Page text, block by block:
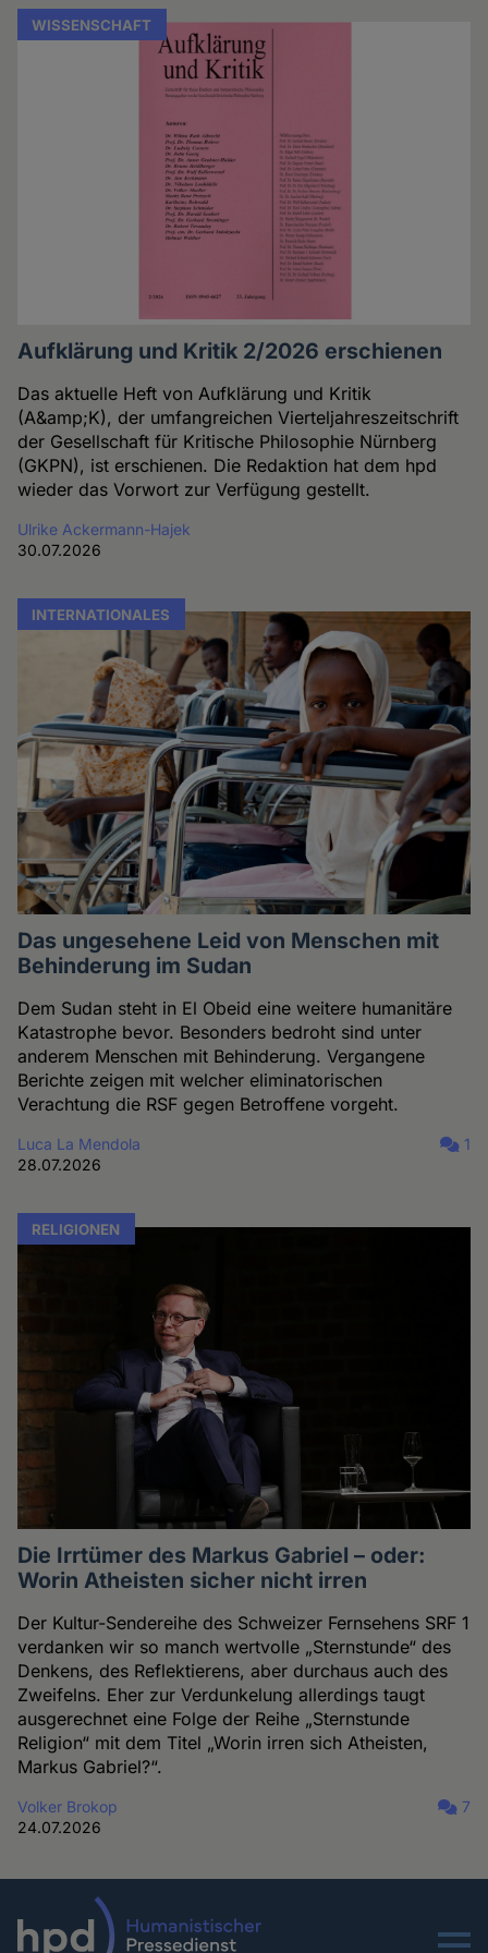
WISSENSCHAFT
Aufklärung und Kritik 2/2026 erschienen
Das aktuelle Heft von Aufklärung und Kritik
(A&amp;K), der umfangreichen Vierteljahreszeitschrift
der Gesellschaft für Kritische Philosophie Nürnberg
(GKPN), ist erschienen. Die Redaktion hat dem hpd
wieder das Vorwort zur Verfügung gestellt.
Ulrike Ackermann-Hajek
30.07.2026
INTERNATIONALES
Das ungesehene Leid von Menschen mit
Behinderung im Sudan
Dem Sudan steht in El Obeid eine weitere humanitäre
Katastrophe bevor. Besonders bedroht sind unter
anderem Menschen mit Behinderung. Vergangene
Berichte zeigen mit welcher eliminatorischen
Verachtung die RSF gegen Betroffene vorgeht.
Luca La Mendola
28.07.2026
1
RELIGIONEN
Die Irrtümer des Markus Gabriel – oder:
Worin Atheisten sicher nicht irren
Der Kultur-Sendereihe des Schweizer Fernsehens SRF 1
verdanken wir so manch wertvolle „Sternstunde“ des
Denkens, des Reflektierens, aber durchaus auch des
Zweifelns. Eher zur Verdunkelung allerdings taugt
ausgerechnet eine Folge der Reihe „Sternstunde
Religion“ mit dem Titel „Worin irren sich Atheisten,
Markus Gabriel?“.
Volker Brokop
24.07.2026
7